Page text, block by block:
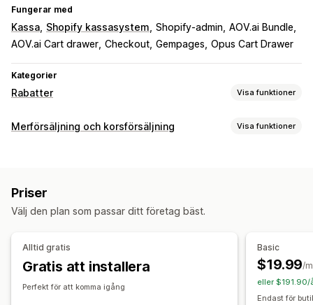
Fungerar med
Kassa Shopify kassasystem Shopify-admin AOV.ai Bundle
AOV.ai Cart drawer Checkout Gempages Opus Cart Drawer
Kategorier
Rabatter Visa funktioner
Rabattyper
Rabatter på hela varukorgen
Belöningar Produktpaket Tidsbegränsade erbjudanden
Korsförsäljningsrabatter
Anpassade rabatter
Merförsäljning och korsförsäljning Visa funktioner
Merförsäljning på produktsidan
Varukorgspanel
Popup-fönster Anpassad CSS
Produkttillägg
Volymrabatter
Differentierade rabatter
Priser
Välj den plan som passar ditt företag bäst.
Alltid gratis
Gratis att installera
Perfekt för att komma igång
Basic
$19.99/
eller $191.90/
Endast för